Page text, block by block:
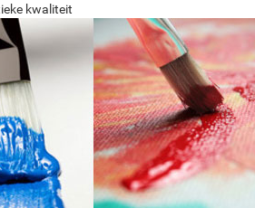
kwaliteit